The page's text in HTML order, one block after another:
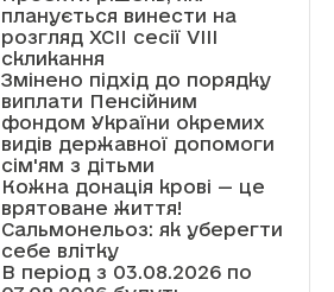
планується винести на
розгляд XCII сесії VІІІ
скликання
Змінено підхід до порядку
виплати Пенсійним
фондом України окремих
видів державної допомоги
сім'ям з дітьми
Кожна донація крові — це
врятоване життя!
Сальмонельоз: як уберегти
себе влітку
В період з 03.08.2026 по